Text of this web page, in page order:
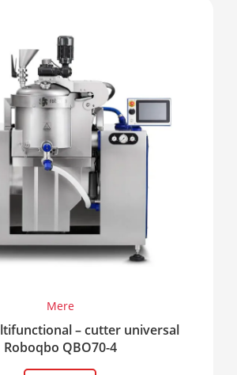
Mere
– cutter universal
Roboqbo QBO70-4